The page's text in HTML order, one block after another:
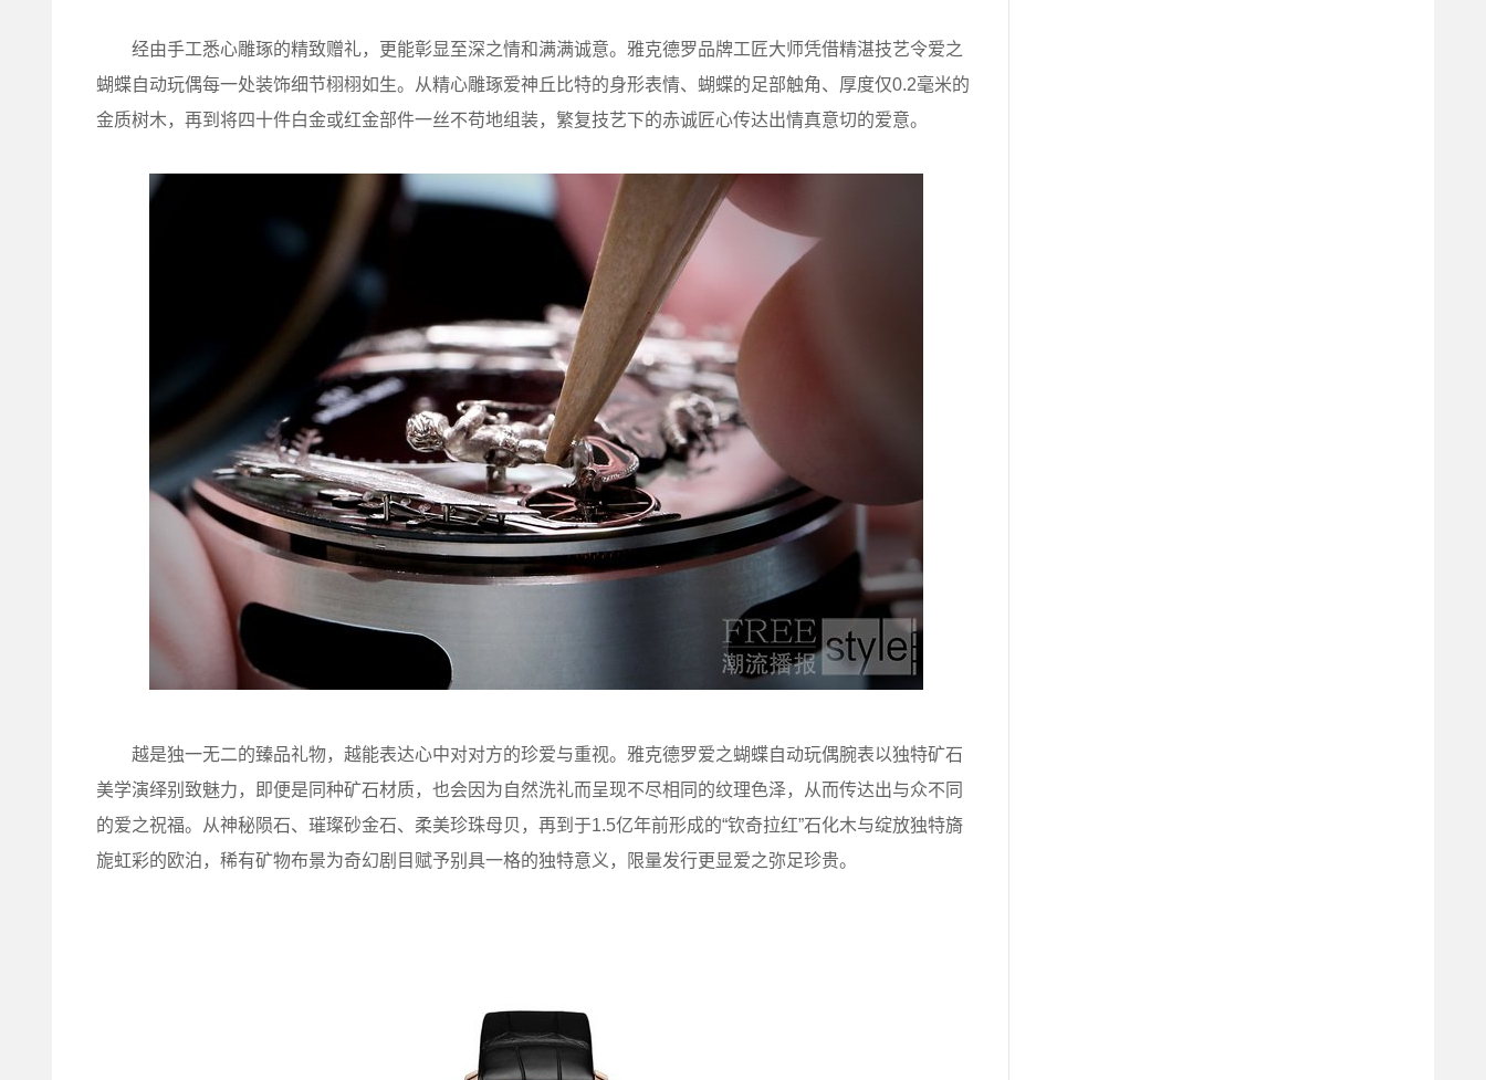
经由手工悉心雕琢的精致赠礼，更能彰显至深之情和满满诚意。雅克德罗品牌工匠大师凭借精湛技艺令爱之
蝴蝶自动玩偶每一处装饰细节栩栩如生。从精心雕琢爱神丘比特的身形表情、蝴蝶的足部触角、厚度仅0.2毫米的
金质树木，再到将四十件白金或红金部件一丝不苟地组装，繁复技艺下的赤诚匠心传达出情真意切的爱意。
越是独一无二的臻品礼物，越能表达心中对对方的珍爱与重视。雅克德罗爱之蝴蝶自动玩偶腕表以独特矿石
美学演绎别致魅力，即便是同种矿石材质，也会因为自然洗礼而呈现不尽相同的纹理色泽，从而传达出与众不同
的爱之祝福。从神秘陨石、璀璨砂金石、柔美珍珠母贝，再到于1.5亿年前形成的“钦奇拉红”石化木与绽放独特旖
旎虹彩的欧泊，稀有矿物布景为奇幻剧目赋予别具一格的独特意义，限量发行更显爱之弥足珍贵。